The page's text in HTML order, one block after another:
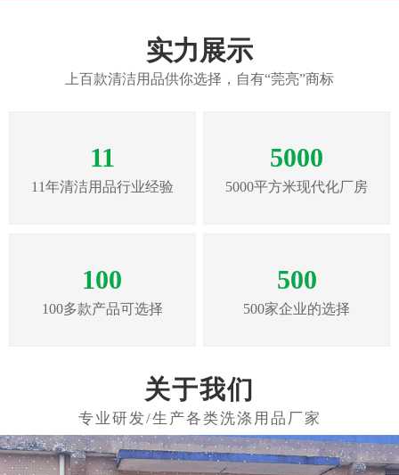
实力展示
上百款清洁用品供你选择，自有“莞亮”商标
11
11年清洁用品行业经验
5000
5000平方米现代化厂房
100
100多款产品可选择
500
500家企业的选择
关于我们